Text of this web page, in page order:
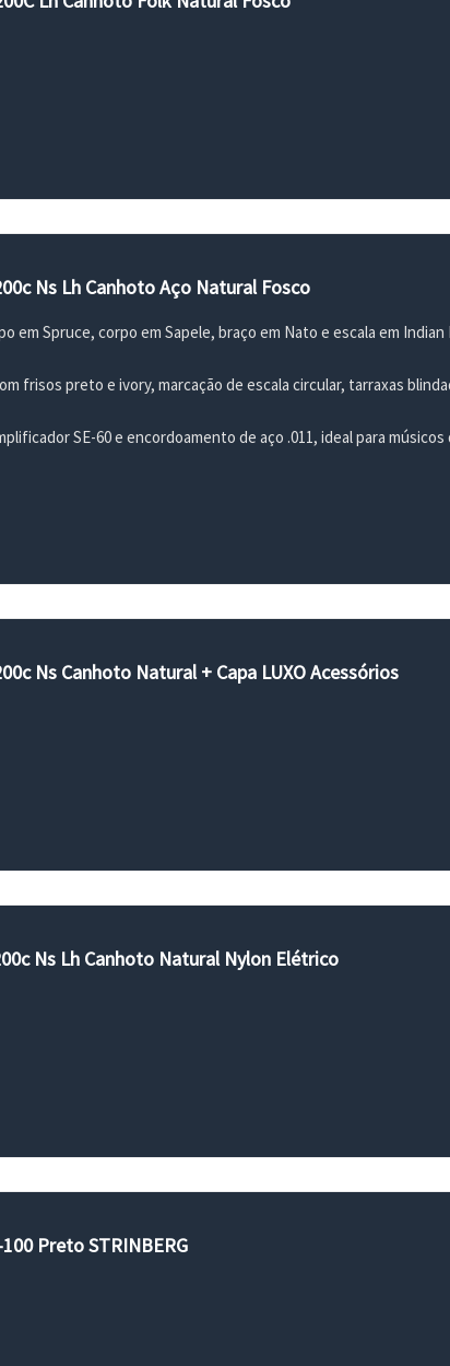
Ns Lh Canhoto Aço Natural Fosco
em Spruce, corpo em Sapele, braço em Nato e escala em
frisos preto e ivory, marcação de escala circular, tarraxas
SE-60 e encordoamento de aço .011, ideal para
Ns Canhoto Natural + Capa LUXO Acessórios
Ns Lh Canhoto Natural Nylon Elétrico
Preto STRINBERG